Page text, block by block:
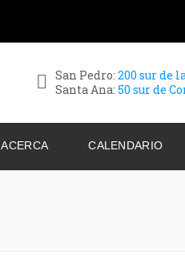
San Pedro: 200 sur de
Santa Ana: 50 sur de
ACERCA CALENDARIO